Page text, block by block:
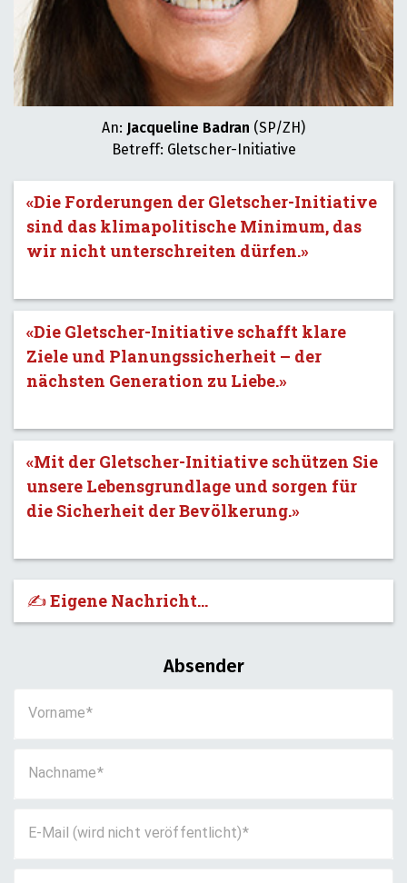
An: Jacqueline Badran (SP/ZH)
Betreff: Gletscher-Initiative
«Die Forderungen der Gletscher-Initiative
sind das klimapolitische Minimum, das
wir nicht unterschreiten dürfen.»
«Die Gletscher-Initiative schafft klare
Ziele und Planungssicherheit – der
nächsten Generation zu Liebe.»
«Mit der Gletscher-Initiative schützen Sie
unsere Lebensgrundlage und sorgen für
die Sicherheit der Bevölkerung.»
✍️ Eigene Nachricht...
Absender
Vorname
Nachname
E-Mail (wird nicht veröffentlicht)